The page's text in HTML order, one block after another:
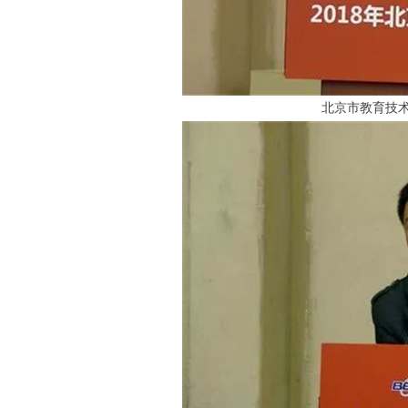
北京市教育技